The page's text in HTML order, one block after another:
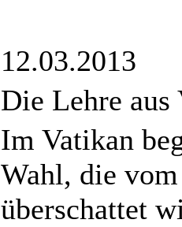
12.03.2013
Die Lehre aus
Im Vatikan
Wahl, die
überschattet